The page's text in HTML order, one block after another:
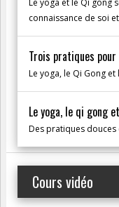
Le yoga et le Qi gong
connaissance de soi
Trois pratiques
Le yoga, le Qi Gong
Le yoga, le qi gong
Des pratiques
Cours vidéo